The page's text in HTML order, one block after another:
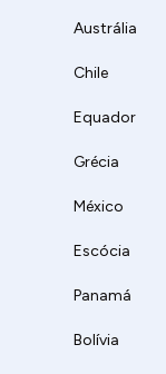
Austrália
Chile
Equador
Grécia
México
Escócia
Panamá
Bolívia